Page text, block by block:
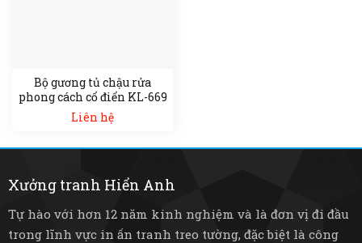
Bộ gương tủ chậu rửa
phong cách cổ điển KL-669
Liên hệ
Xưởng tranh Hiển Anh
Tự hào với hơn 12 năm kinh nghiệm và là đơn vị đi đầu
trong lĩnh vực in ấn tranh treo tường, đặc biệt là công